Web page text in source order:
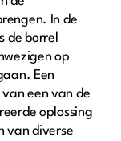
In de
de borrel
op
Een
een van de
oplossing
van diverse